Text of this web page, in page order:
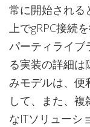
常に開始される
上でgRPC接続
パーティライブ
る実装の詳細
みモデルは、便
して、また、
なITソリューシ